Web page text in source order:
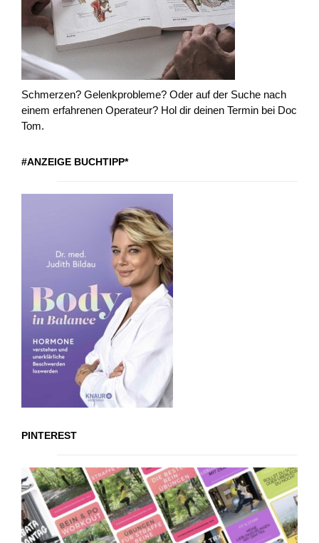
Schmerzen? Gelenkprobleme? Oder auf der Suche nach
einem erfahrenen Operateur? Hol dir deinen Termin bei Doc
Tom.
#ANZEIGE BUCHTIPP*
PINTEREST